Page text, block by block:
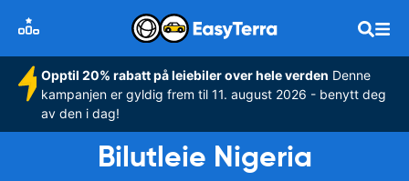
Opptil 20% rabatt på leiebiler over hele verden Denne
kampanjen er gyldig frem til 11. august 2026 - benytt deg
av den i dag!
Bilutleie Nigeria